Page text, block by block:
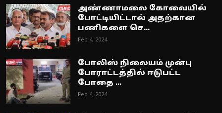
அண்ணாமலை கோவையில்
போட்டியிட்டால் அதற்கான
பணிகளை செ...
Feb 4, 2024
போலிஸ் நிலையம் முன்பு
போராட்டத்தில் ஈடுபட்ட
போதை ...
Feb 4, 2024